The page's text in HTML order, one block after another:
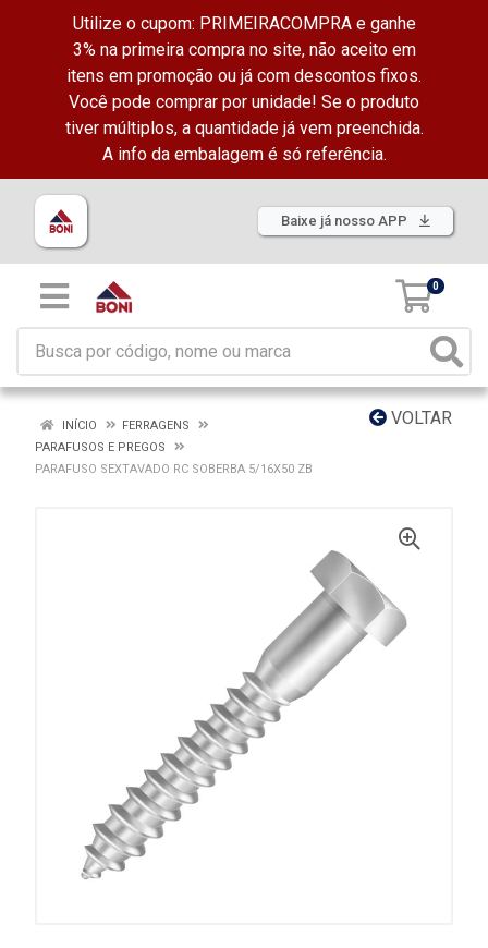
Utilize o cupom: PRIMEIRACOMPRA e ganhe
3% na primeira compra no site, não aceito em
itens em promoção ou já com descontos fixos.
Você pode comprar por unidade! Se o produto
tiver múltiplos, a quantidade já vem preenchida.
A info da embalagem é só referência.
Baixe já nosso APP
0
VOLTAR
INÍCIO
FERRAGENS
PARAFUSOS E PREGOS
PARAFUSO SEXTAVADO RC SOBERBA 5/16X50 ZB